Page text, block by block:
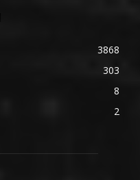
3868
303
8
2